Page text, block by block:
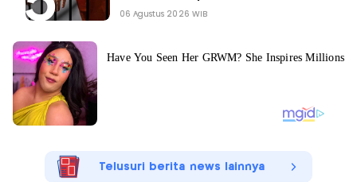
06 Agustus 2026 WIB
Telusuri berita news lainnya